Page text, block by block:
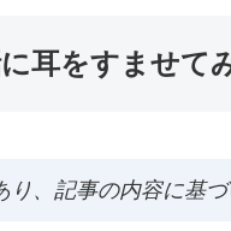
耳をすませて
、記事の内容に基づ